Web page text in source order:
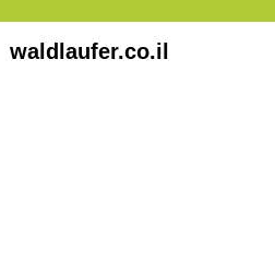
waldlaufer.co.il